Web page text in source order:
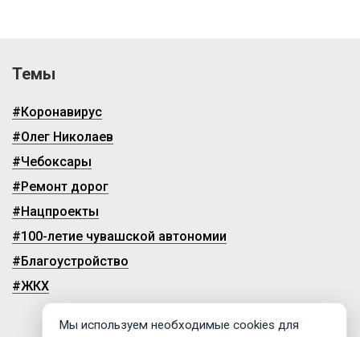
Темы
#Коронавирус
#Олег Николаев
#Чебоксары
#Ремонт дорог
#Нацпроекты
#100-летие чувашской автономии
#Благоустройство
#ЖКХ
Мы используем необходимые cookies для